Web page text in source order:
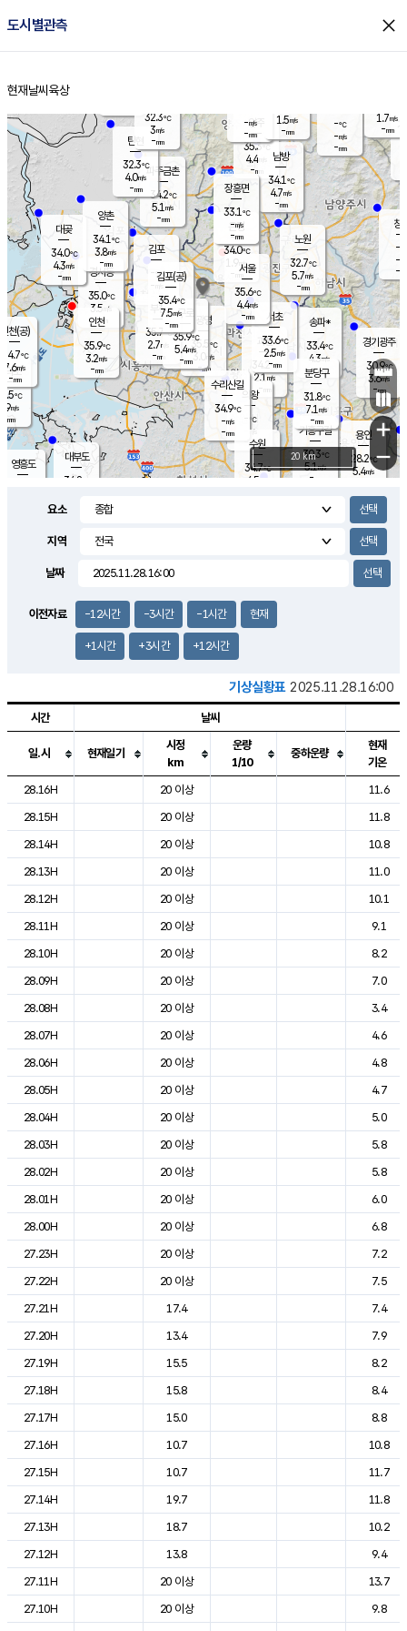
도시별관측 close
홈
현재날씨 육상
의도
℃
m/s
mm
영흥도
양주
35.3℃
4.4
-mm
과천
34.2℃
2.1m/s
- mm
용인
28.2℃
5.4m/s
경기광주
30.9℃
3.6m/s
-mm
6.9m/s
대부도
34.8
경서동
35.0℃
3.5 m/s
-mm
파주금촌
34.2℃
5.1 m/s
-mm
-℃
-m/s
-mm
대곶
34.0℃
4.3m/s
-mm
창
-
-m/
-
탄현
32.3℃
4.0m/s
-mm
1.7m/s
-mm
의왕
- ℃
m/s
mm
김포
- ℃
-m/s
mm
광명
35.5 ℃
3.0 m/s
-mm
부천
35.7℃
2.7m/s
-mm
양촌
34.1℃
3.8m/s
-mm
구로
35.9℃
5.4m/s
-mm
은평
34.0℃
1.9 m/s
- mm
노원
32.7℃
5.7m/s
-mm
송파*
33.4℃
4.3m/s
-mm
서초
33.6℃
2.5m/s
-mm
남방
34.1℃
4.7m/s
-mm
기흥구갈
30.3℃
5.1m/s
-
수리산길
34.9℃
-m/s
-mm
분당구
31.8℃
7.1 m/s
-mm
장흥면
33.1℃
-m/s
-mm
-m/s
-mm
인천(공)
34.7℃
7.6m/s
-mm
김포(공)
35.4℃
7.5m/s
-mm
수원
34.7℃
4.5 m/s
인천
35.9℃
3.2m/s
-mm
서울
35.6℃
4.4m/s
-mm
32.3℃
3m/s
-mm
1.5m/s
-mm
+
−
20 km
요소
지역
날짜
이전자료 -12시간 -3시간 -1시간 현재
+1시간 +3시간 +12시간
기상실황표 2025.11.28.16:00
도시별 기상실황표로 지점, 날씨, 기온, 강수, 바람, 기압등을 안내한 표입
시간 날씨
일.시 현재일기
시정
km
운량
1/10
중하운량
현재
기온
28.16H
20 이상
11.6
28.15H
20 이상
11.8
28.14H
20 이상
10.8
28.13H
20 이상
11.0
28.12H
20 이상
10.1
28.11H
20 이상
9.1
28.10H
20 이상
8.2
28.09H
20 이상
7.0
28.08H
20 이상
3.4
28.07H
20 이상
4.6
28.06H
20 이상
4.8
28.05H
20 이상
4.7
28.04H
20 이상
5.0
28.03H
20 이상
5.8
28.02H
20 이상
5.8
28.01H
20 이상
6.0
28.00H
20 이상
6.8
27.23H
20 이상
7.2
27.22H
20 이상
7.5
27.21H
17.4
7.4
27.20H
13.4
7.9
27.19H
15.5
8.2
27.18H
15.8
8.4
27.17H
15.0
8.8
27.16H
10.7
10.8
27.15H
10.7
11.7
27.14H
19.7
11.8
27.13H
18.7
10.2
27.12H
13.8
9.4
27.11H
20 이상
13.7
27.10H
20 이상
9.8